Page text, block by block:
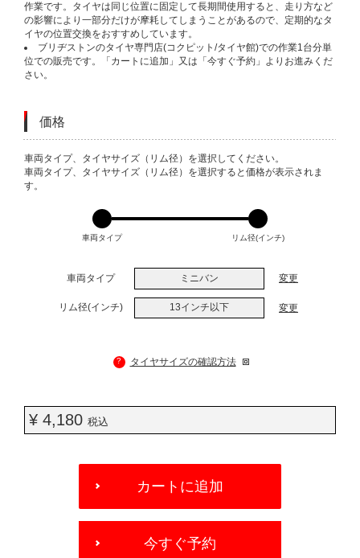
作業です。タイヤは同じ位置に固定して長期間使用すると、走り方など
の影響により一部分だけが摩耗してしまうことがあるので、定期的なタ
イヤの位置交換をおすすめしています。
ブリヂストンのタイヤ専門店(コクピット/タイヤ館)での作業1台分単
位での販売です。「カートに追加」又は「今すぐ予約」よりお進みくだ
さい。
価格
VARIATIONS
車両タイプ、タイヤサイズ（リム径）を選択してください。
車両タイプ、タイヤサイズ（リム径）を選択すると価格が表示されま
す。
車両タイプ リム径(インチ)
車両タイプ ミニバン 変更
リム径(インチ) 13インチ以下 変更
? タイヤサイズの確認方法
¥ 4,180 税込
OPTIONS
カートに追加
今すぐ予約